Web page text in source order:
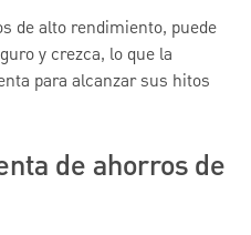
de alto rendimiento, puede
y crezca, lo que la
para alcanzar sus hitos
de ahorros de